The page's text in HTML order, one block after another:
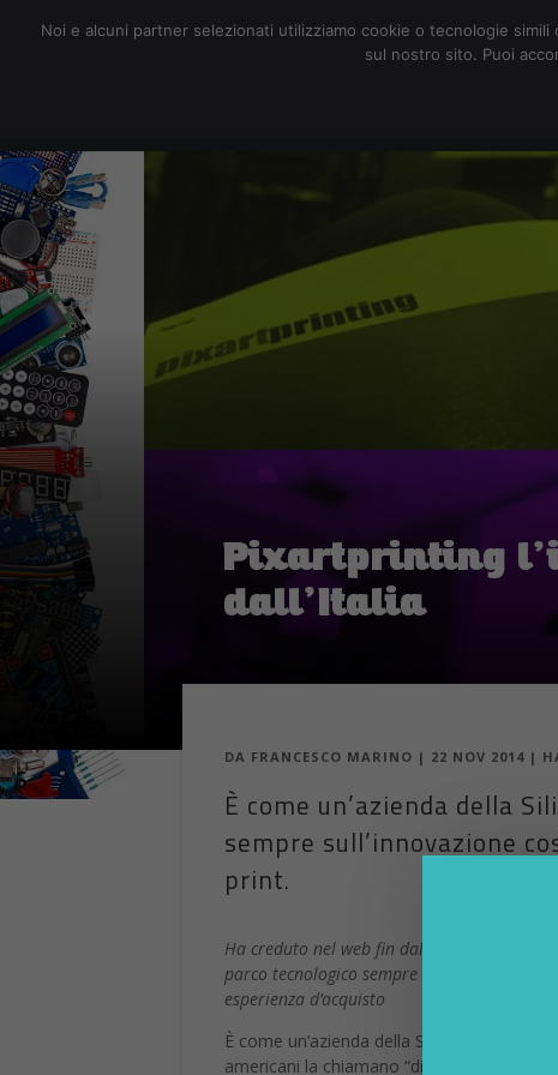
Pixartprinting
dall’Italia
DA FRANCESCO MARINO | 22 NOV 2014 |
È come un’azienda della
sempre sull’innovazione
print.
Ha creduto nel web fin dall’inizio, ha
parco tecnologico sempre all’avanguardia,
esperienza d’acquisto
È come un’azienda della Silicon Valley,
americani la chiamano “disruptive”,
Noi e alcuni partner selezionati utilizziamo cookie o tecnologie
sul nostro sito. Puoi